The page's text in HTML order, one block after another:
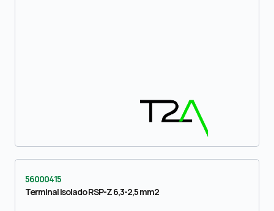
56000415
Terminal isolado RSP-Z 6,3-2,5 mm2